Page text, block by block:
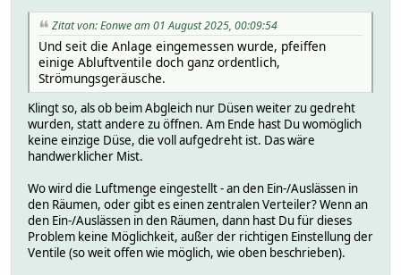
Zitat von: Eonwe am 01 August 2025, 00:09:54
Und seit die Anlage eingemessen wurde, pfeiffen
einige Abluftventile doch ganz ordentlich,
Strömungsgeräusche.
Klingt so, als ob beim Abgleich nur Düsen weiter zu gedreht
wurden, statt andere zu öffnen. Am Ende hast Du womöglich
keine einzige Düse, die voll aufgedreht ist. Das wäre
handwerklicher Mist.
Wo wird die Luftmenge eingestellt - an den Ein-/Auslässen in
den Räumen, oder gibt es einen zentralen Verteiler? Wenn an
den Ein-/Auslässen in den Räumen, dann hast Du für dieses
Problem keine Möglichkeit, außer der richtigen Einstellung der
Ventile (so weit offen wie möglich, wie oben beschrieben).